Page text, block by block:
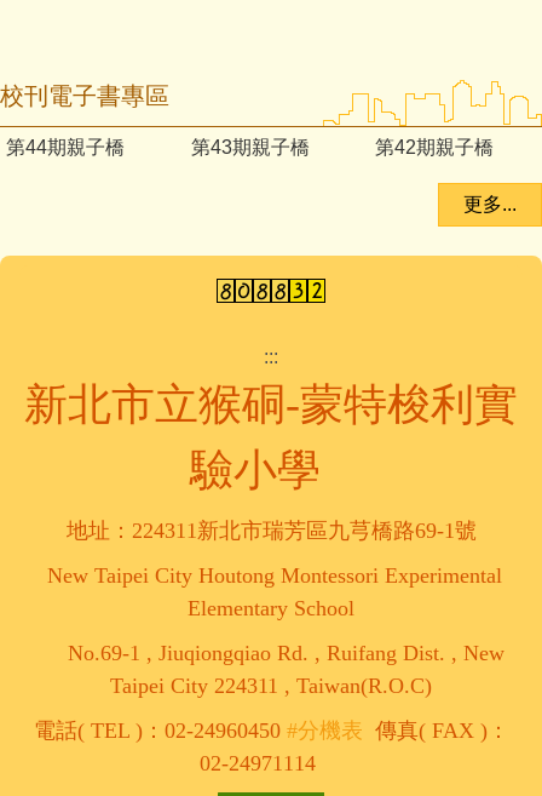
校刊電子書專區
第44期親子橋 第43期親子橋 第42期親子橋
更多...
:::
新北市立猴硐-蒙特梭利實
驗小學
地址：224311新北市瑞芳區九芎橋路69-1號
New Taipei City Houtong Montessori Experimental
Elementary School
No.69-1 , Jiuqiongqiao Rd. , Ruifang Dist. , New
Taipei City 224311 , Taiwan(R.O.C)
電話( TEL )：02-24960450 #分機表 傳真( FAX )：
02-24971114